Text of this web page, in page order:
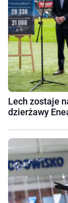
Lech zostaje
dzierżawy